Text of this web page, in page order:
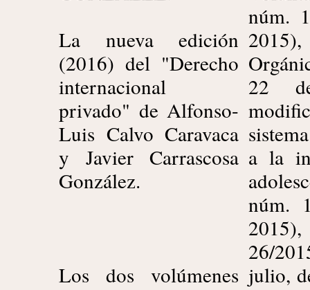
La nueva edición
(2016) del "Derecho
internacional
privado" de Alfonso-
Luis Calvo Caravaca
y Javier Carrascosa
González.
Los dos volúmenes
núm.
22
a la
núm.
26/
julio,
y del
141/
2015)
(UE)
y del